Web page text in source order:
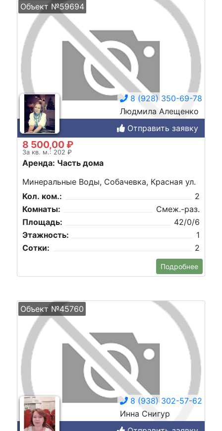
Объект №59694
8 (928) 350-69-78
Людмила Алещенко
Отправить заявку
8 500,00 ₽
За кв. м.: 202 ₽
Аренда: Часть дома
Минеральные Воды, Собачевка, Красная ул.
Кол. ком.:
2
Комнаты:
Смеж.-раз.
Площадь:
42/0/6
Этажность:
1
Сотки:
2
Подробнее
Объект №45760
8 (938) 302-57-62
Инна Снигур